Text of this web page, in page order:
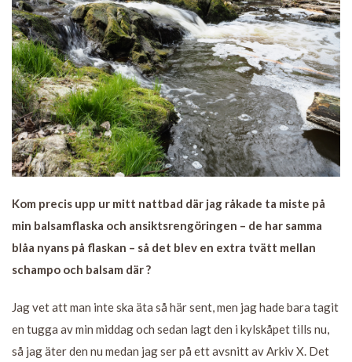
Kom precis upp ur mitt nattbad där jag råkade ta miste på
min balsamflaska och ansiktsrengöringen – de har samma
blåa nyans på flaskan – så det blev en extra tvätt mellan
schampo och balsam där ?
Jag vet att man inte ska äta så här sent, men jag hade bara tagit
en tugga av min middag och sedan lagt den i kylskåpet tills nu,
så jag äter den nu medan jag ser på ett avsnitt av Arkiv X. Det